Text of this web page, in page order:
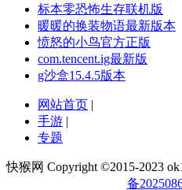
标本零恐怖生存联机版
暖暖的换装物语最新版本
愤怒的小鸟官方正版
com.tencent.ig最新版
g沙盒15.4.5版本
网站首页 |
手游 |
专题
快猴网 Copyright ©2015-2023
备